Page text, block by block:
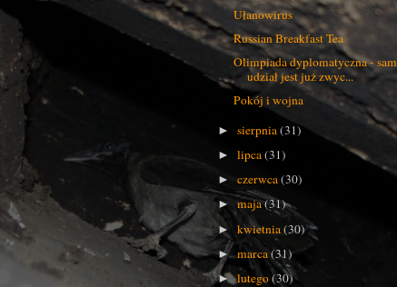
Ułanowirus
Russian Breakfast Tea
Olimpiada dyplomatyczna - sam
udział jest już zwyc...
Pokój i wojna
►sierpnia(31)
►lipca(31)
►czerwca(30)
►maja(31)
►kwietnia(30)
►marca(31)
►lutego(30)